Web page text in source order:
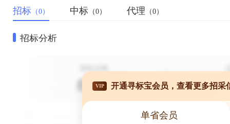
招标 （0） 中标 （0） 代理 （0）
招标分析
VIP 开通寻标宝会员，查看更多招采
单省会员